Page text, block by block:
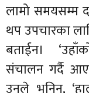
लामो समयसम्म
थप उपचारका
बताईन।
संचालन गर्दै